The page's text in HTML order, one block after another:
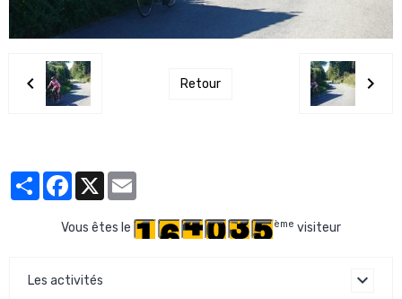
Retour
PartagerFacebook
X
Vous êtes le ème visiteur
Les activités